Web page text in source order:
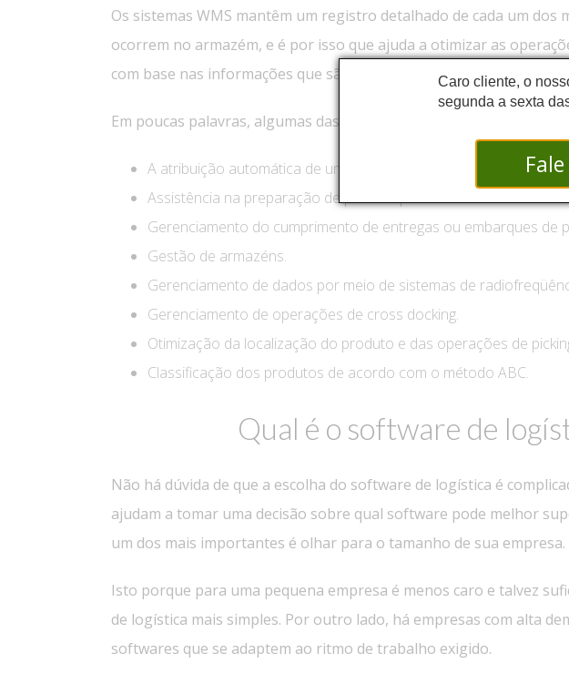
Caro cliente, o
segunda a sexta
Os sistemas WMS mantêm um registro detalhado de cada um dos
ocorrem no armazém, e é por isso que ajuda a otimizar as
com base nas informações que são armazenadas.
Em poucas palavras, algumas das funções que os sistemas WMS
A atribuição automática de um local para os produtos que
Assistência na preparação de pedidos para o cliente final.
Gerenciamento do cumprimento de entregas ou embarques de
Gestão de armazéns.
Gerenciamento de dados por meio de sistemas de
Gerenciamento de operações de cross docking.
Otimização da localização do produto e das operações de
Classificação dos produtos de acordo com o método ABC.
Qual é o software de
Não há dúvida de que a escolha do software de logística é
ajudam a tomar uma decisão sobre qual software pode melhor
um dos mais importantes é olhar para o tamanho de sua empresa.
Isto porque para uma pequena empresa é menos caro e talvez
de logística mais simples. Por outro lado, há empresas com alta
softwares que se adaptem ao ritmo de trabalho exigido.